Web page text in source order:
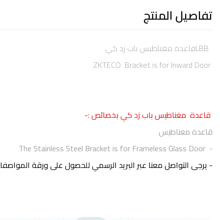
تفاصيل المنتج
قاعدة مغناطيس باب زد كي بخصائص:-
قاعدة مغناطيس
-
The Stainless Steel Bracket is for Frameless Glass Door
- يرجى التواصل معنا عبر البريد الرسمي للحصول على ورقة